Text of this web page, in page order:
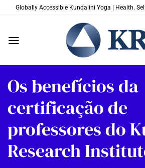
Globally Accessible Kundalini Yoga | Health.
Os benefícios da
certificação de
professores do
Research